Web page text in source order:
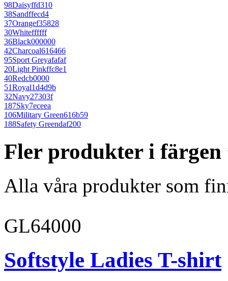
98Daisyffd310
38Sandffecd4
37Orangef35828
30Whiteffffff
36Black000000
42Charcoal616466
95Sport Greyafafaf
20Light Pinkffc8e1
40Redcb0000
51Royal1d4d9b
32Navy27303f
187Sky7eceea
106Military Green616b59
188Safety Greendaf200
Fler produkter i färgen
Alla våra produkter som
GL64000
Softstyle Ladies T-shirt